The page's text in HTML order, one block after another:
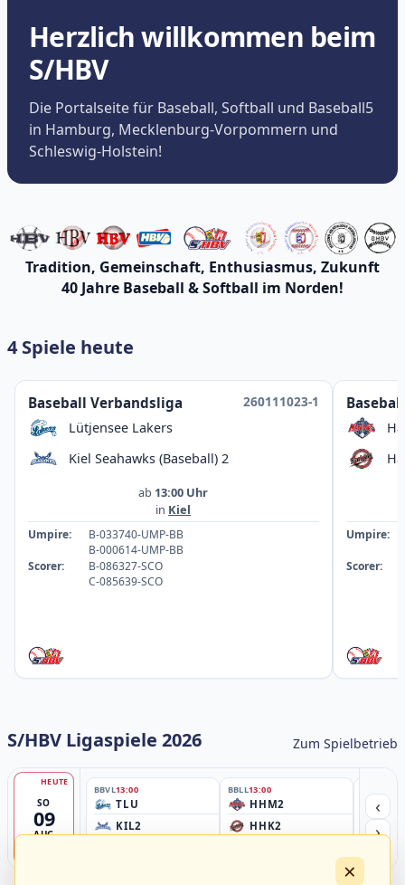
Herzlich willkommen beim
S/HBV
Die Portalseite für Baseball, Softball und Baseball5
in Hamburg, Mecklenburg-Vorpommern und
Schleswig-Holstein!
Tradition, Gemeinschaft, Enthusiasmus, Zukunft
40 Jahre Baseball & Softball im Norden!
4 Spiele heute
Baseball Verbandsliga
260111023-1
Lütjensee Lakers
Kiel Seahawks (Baseball) 2
ab 13:00 Uhr
in Kiel
Umpire:
B-033740-UMP-BB
B-000614-UMP-BB
Scorer:
B-086327-SCO
C-085639-SCO
Umpire:
Scorer:
S/HBV Ligaspiele 2026 Zum Spielbetrieb
SO
09
AUG
HEUTE
BBVL13:00
TLU
KIL2
BBLL13:00
HHM2
HHK2
Ballpark
‹
›
×